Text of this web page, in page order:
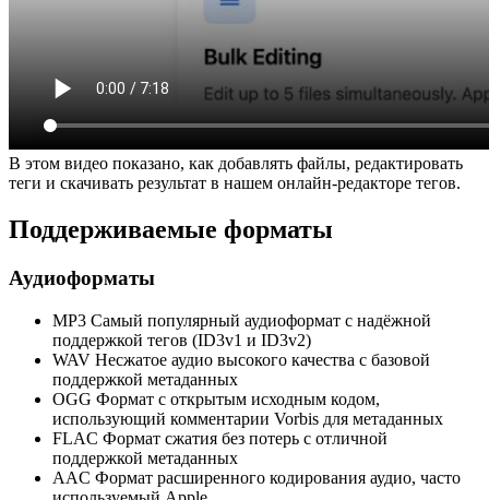
В этом видео показано, как добавлять файлы, редактировать
теги и скачивать результат в нашем онлайн-редакторе тегов.
Поддерживаемые форматы
Аудиоформаты
MP3 Самый популярный аудиоформат с надёжной
поддержкой тегов (ID3v1 и ID3v2)
WAV Несжатое аудио высокого качества с базовой
поддержкой метаданных
OGG Формат с открытым исходным кодом,
использующий комментарии Vorbis для метаданных
FLAC Формат сжатия без потерь с отличной
поддержкой метаданных
AAC Формат расширенного кодирования аудио, часто